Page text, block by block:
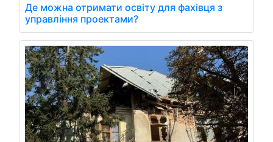
Де можна отримати освіту для фахівця з
управління проектами?